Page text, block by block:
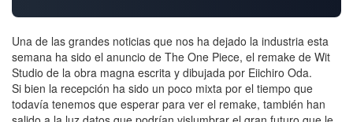
Una de las grandes noticias que nos ha dejado la industria esta
semana ha sido el anuncio de The One Piece, el remake de Wit
Studio de la obra magna escrita y dibujada por Eiichiro Oda.
Si bien la recepción ha sido un poco mixta por el tiempo que
todavía tenemos que esperar para ver el remake, también han